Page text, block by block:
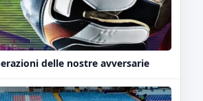
delle nostre avversarie